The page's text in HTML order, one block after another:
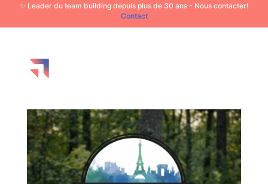
✨ Leader du team building depuis plus de 30 ans - Nous contacter!
Contact